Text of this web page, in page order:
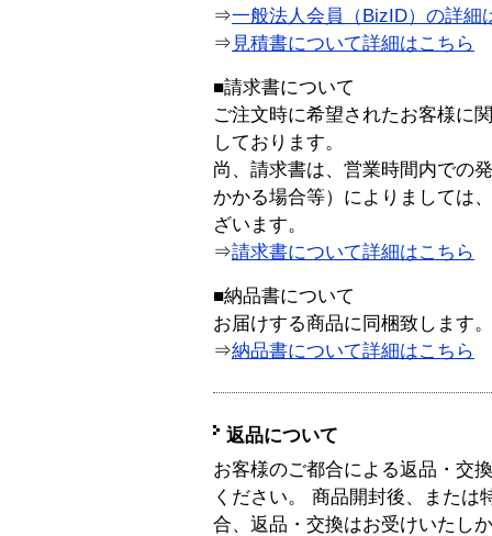
⇒一般法人会員（BizID）の詳細
⇒ 見積書について詳細はこちら
■請求書について
ご注文時に希望されたお客様に
しております。
尚、請求書は、営業時間内での
かかる場合等）によりましては
ざいます。
⇒請求書について詳細はこちら
■納品書について
お届けする商品に同梱致します。
⇒納品書について詳細はこちら
返品について
お客様のご都合による返品・交
ください。 商品開封後、または
合、返品・交換はお受けいたし